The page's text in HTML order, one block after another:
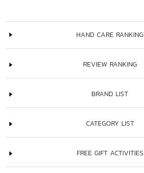
HAND CARE RANKING
REVIEW RANKING
BRAND LIST
CATEGORY LIST
FREE GIFT ACTIVITIES